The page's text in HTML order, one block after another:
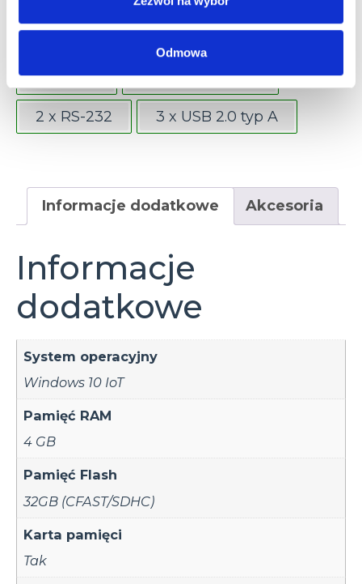
Odmowa
1 x HDMI 1 x USB 3.0 typ A
2 x RS-232 3 x USB 2.0 typ A
Informacje dodatkowe Akcesoria
Informacje
dodatkowe
System operacyjny
Windows 10 IoT
Pamięć RAM
4 GB
Pamięć Flash
32GB (CFAST/SDHC)
Karta pamięci
Tak